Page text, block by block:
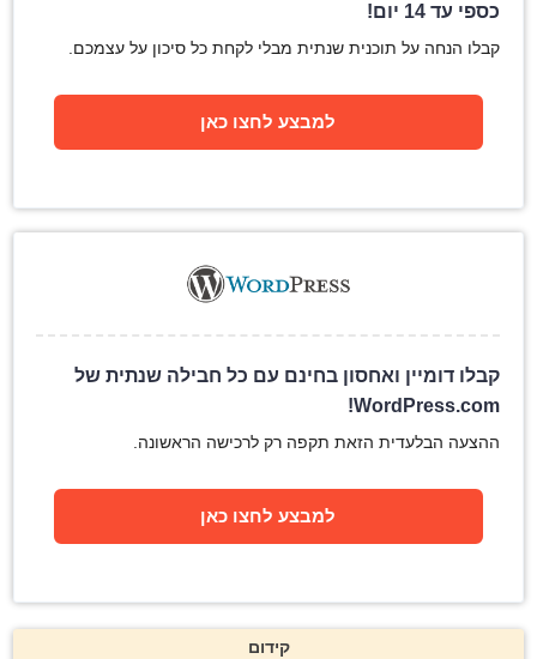
כספי עד 14 יום!
קבלו הנחה על תוכנית שנתית מבלי לקחת כל סיכון על עצמכם.
למבצע לחצו כאן
קבלו דומיין ואחסון בחינם עם כל חבילה שנתית של
WordPress.com!
ההצעה הבלעדית הזאת תקפה רק לרכישה הראשונה.
למבצע לחצו כאן
קידום